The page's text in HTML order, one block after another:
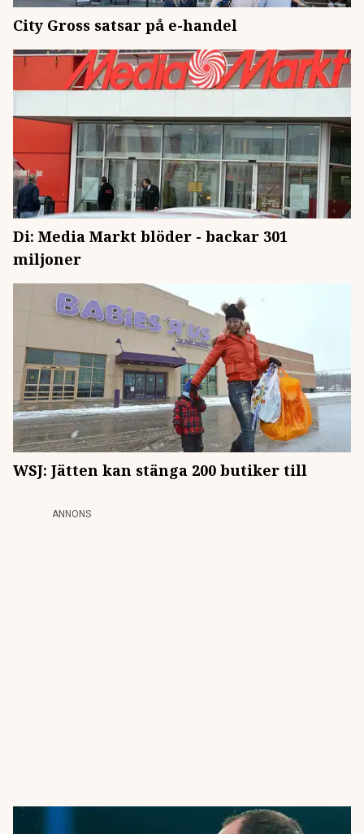
City Gross satsar på e-handel
Di: Media Markt blöder - backar 301
miljoner
WSJ: Jätten kan stänga 200 butiker till
ANNONS